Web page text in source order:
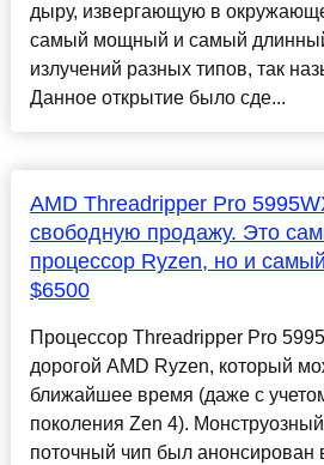
дыру, извергающую в
самый мощный и самый длинный
излучений разных типов, так
Данное открытие было сде...
AMD Threadripper Pro
свободную продажу. Это
процессор Ryzen, но и
$6500
Процессор Threadripper Pro
дорогой AMD Ryzen, который
ближайшее время (даже с
поколения Zen 4).
поточный чип был анонсирован